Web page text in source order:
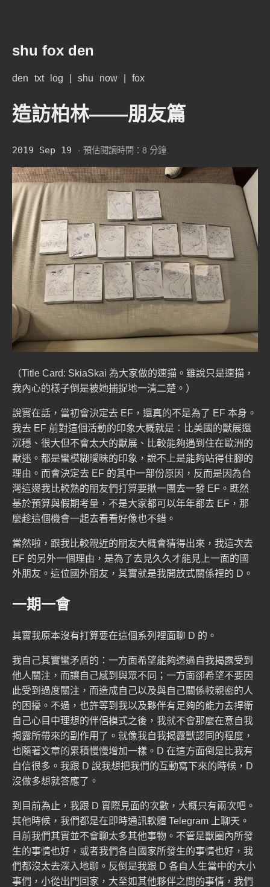
shu fox den
den txt log shu now fox
造訪柏林——朋友篇
2019 Sep 19 · 預估閱讀時間：8 分鐘
（Title Card: SkiaSkai 為大家做的速描。雖說只是速描，
我內心的樣子倒是被她捕捉地一清二楚。）
說實在話，當初會決定去 EF，還真的不是為了 EF 本身。
我去 EF 前對這個活動的印象大概就是：比美國的獸展還
沉穩、很大但不會太大的獸展、比較能夠遇到住在歐洲的
獸迷。都是蠻模糊曖昧的印象，說不上是能夠站得住腳的
理由。而會決定去 EF 的其中一部份原因，反而是因為台
灣這邊我比較熟的朋友們打算要揪一團去一發 EF。既然
基於預算與假期考量，不是大家都可以年年都去 EF，那
麼趁這個機會一起去看看好像也不錯。
當然啦，跟我比較親近的朋友大概會猜得出來，我這次去
EF 的另外一個理由，是為了去見久久才能見上一面的國
外朋友。這位國外朋友，其實就是我開放式關係裡的 D。
一期一會
其實我原本沒有打算要在這個系列裡面聊 D 的。
我自己其實蠻矛盾的：一方面希望能夠透過自我揭露受到
他人關注，而讓自己感到與眾不同；一方面卻希望不要因
此受到過度關注，而造成自己以及與自己關係較親密的人
的困擾。不過，也許等到我以及夥伴有足夠的能力去捍衛
自己心目中理想的伴侶模式之後，我就不會那麼在意自我
揭露所帶來的副作用了。就像我自我揭露獸認同的程度，
也隨著文章的累積慢慢增加一樣。D 在這方面倒是比我有
自信很多。我跟 D 說我想把我們的互動寫下來的時候，D
沒做多想就答應了。
到目前為止，我跟 D 實際見面的次數，大概只有兩次吧。
其他時候，我們都是在即時通訊軟體 Telegram 上聊天。
目前我們其實並不會聊太多其他事物。不管是獸圈內所發
生的事情也好，或者我們各自國家所發生的事情也好，我
們都沒太去深入地聊。反倒是我跟 D 各自人生當中的大小
事們，小從出門回家，大至如其他夥伴之間的事情，我們